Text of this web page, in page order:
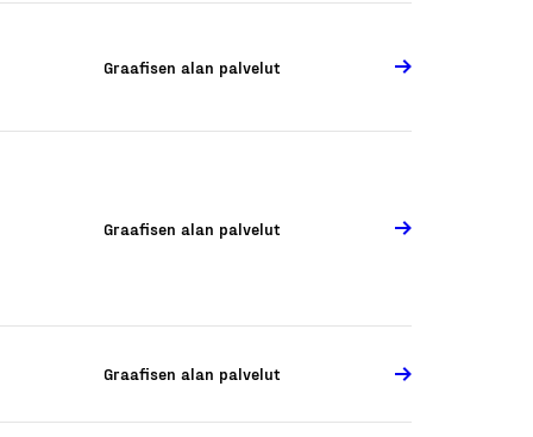
Graafisen alan palvelut
Graafisen alan palvelut
Graafisen alan palvelut